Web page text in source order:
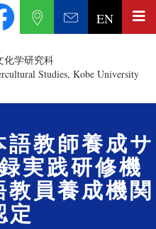
化学研究科
Studies, Kobe University
EN
教師養成サ
実践研修機
員養成機関
定